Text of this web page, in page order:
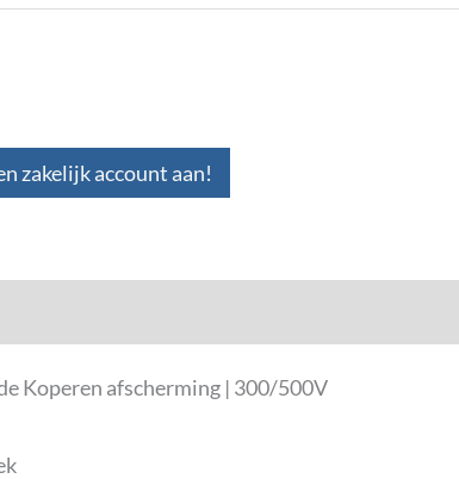
zakelijk account aan!
Koperen afscherming | 300/500V